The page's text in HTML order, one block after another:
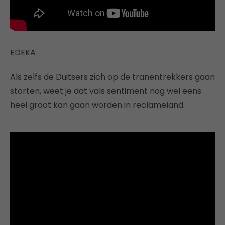
EDEKA
Als zelfs de Duitsers zich op de tranentrekkers gaan
storten, weet je dat vals sentiment nog wel eens
heel groot kan gaan worden in reclameland.